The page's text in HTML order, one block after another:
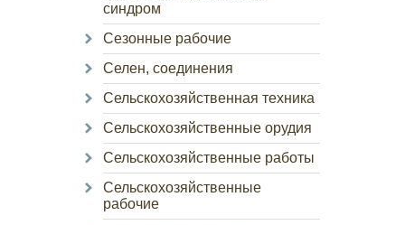
синдром
Сезонные рабочие
Селен, соединения
Сельскохозяйственная техника
Сельскохозяйственные орудия
Сельскохозяйственные работы
Сельскохозяйственные
рабочие